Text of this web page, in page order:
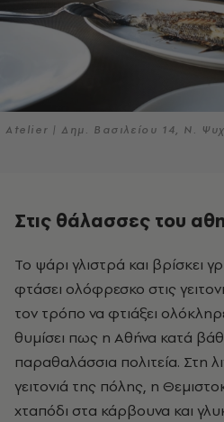
Atelier | Δημ. Βασιλείου 14, Ν.
Στις θάλασσες του
Το ψάρι γλιστρά και βρίσκει γρήγορο δρόμο για να
φτάσει ολόφρεσκο στις
τον τρόπο να φτιάξει
θυμίσει πως η Αθήνα κατά
παραθαλάσσια πολιτεία. Στη
γειτονιά της πόλης, η
χταπόδι στα κάρβουνα και